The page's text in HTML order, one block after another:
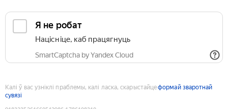
Я не робат
Націсніце, каб працягнуць
SmartCaptcha by Yandex Cloud
Калі ў вас узніклі праблемы, калі ласка, скарыстайцеформай зваротнай
сувязі